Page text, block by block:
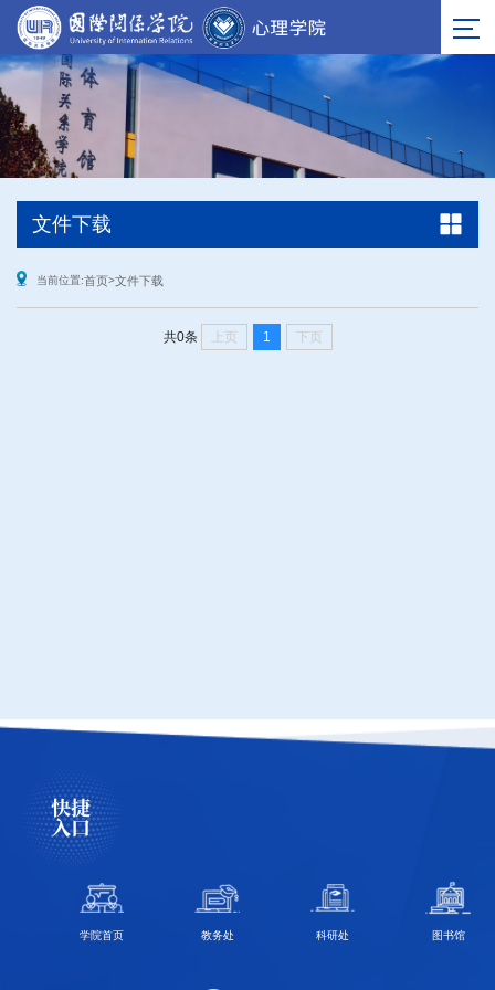
文件下载
当前位置:首页>文件下载
共0条 上页 1 下页
快捷
入口
学院首页 教务处 科研处 图书馆